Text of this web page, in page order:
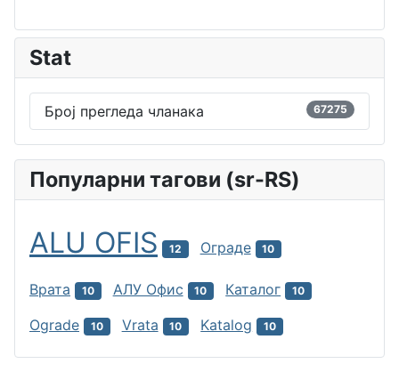
Stat
Број прегледа чланака 67275
Популарни тагови (sr-RS)
ALU OFIS 12 Ограде 10
Врата 10 АЛУ Офис 10 Каталог 10
Ograde 10 Vrata 10 Katalog 10